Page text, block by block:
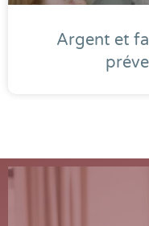
Argent et